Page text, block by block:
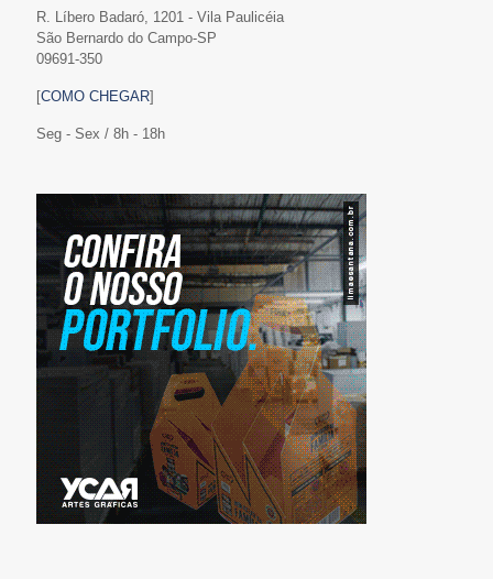
R. Líbero Badaró, 1201 - Vila Paulicéia
São Bernardo do Campo-SP
09691-350
[COMO CHEGAR]
Seg - Sex / 8h - 18h